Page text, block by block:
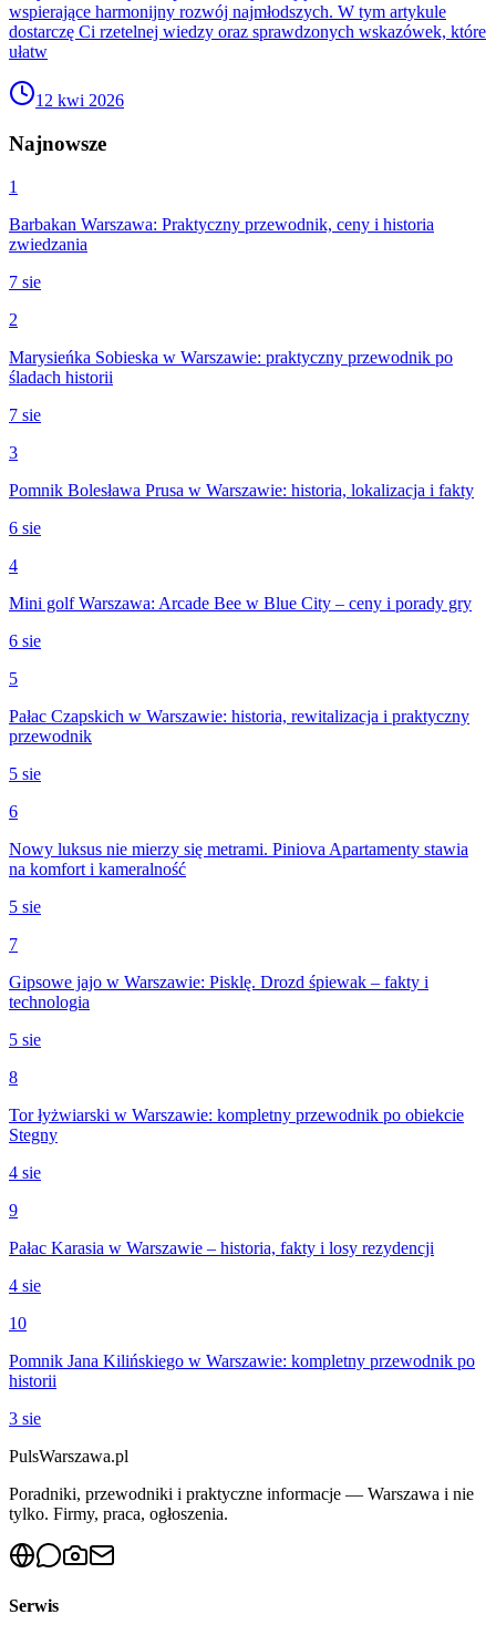
wspierające harmonijny rozwój najmłodszych. W tym artykule
dostarczę Ci rzetelnej wiedzy oraz sprawdzonych wskazówek, które
ułatw
12 kwi 2026
Najnowsze
1
Barbakan Warszawa: Praktyczny przewodnik, ceny i historia
zwiedzania
7 sie
2
Marysieńka Sobieska w Warszawie: praktyczny przewodnik po
śladach historii
7 sie
3
Pomnik Bolesława Prusa w Warszawie: historia, lokalizacja i fakty
6 sie
4
Mini golf Warszawa: Arcade Bee w Blue City – ceny i porady gry
6 sie
5
Pałac Czapskich w Warszawie: historia, rewitalizacja i praktyczny
przewodnik
5 sie
6
Nowy luksus nie mierzy się metrami. Piniova Apartamenty stawia
na komfort i kameralność
5 sie
7
Gipsowe jajo w Warszawie: Pisklę. Drozd śpiewak – fakty i
technologia
5 sie
8
Tor łyżwiarski w Warszawie: kompletny przewodnik po obiekcie
Stegny
4 sie
9
Pałac Karasia w Warszawie – historia, fakty i losy rezydencji
4 sie
10
Pomnik Jana Kilińskiego w Warszawie: kompletny przewodnik po
historii
3 sie
PulsWarszawa.pl
Poradniki, przewodniki i praktyczne informacje — Warszawa i nie
tylko. Firmy, praca, ogłoszenia.
Serwis